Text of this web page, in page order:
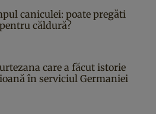
caniculei: poate pregăti
căldură?
care a făcut istorie
în serviciul Germaniei